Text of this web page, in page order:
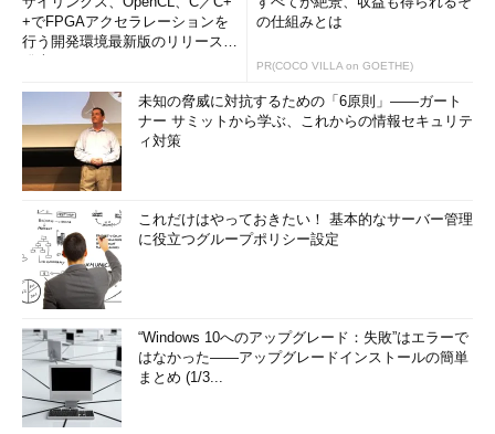
+でFPGAアクセラレーションを
行う開発環境最新版のリリースを
の仕組みとは
PR(COCO VILLA on GOETHE)
未知の脅威に対抗するための「6原則」――ガート
ナー サミットから学ぶ、これからの情報セキュリテ
ィ対策
これだけはやっておきたい！ 基本的なサーバー管理
に役立つグループポリシー設定
“Windows 10へのアップグレード：失敗”はエラーで
はなかった――アップグレードインストールの簡単
まとめ (1/3...